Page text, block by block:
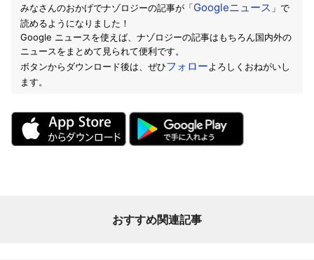
みなさんのおかげでナゾロジーの記事が「Googleニュース 」で
読めるようになりました！
Google ニュースを使えば、ナゾロジーの記事はもちろん国内外の
ニュースをまとめて見られて便利です。
ボタンからダウンロード後は、ぜひフォローよろしくおねがいし
ます。
おすすめ関連記事